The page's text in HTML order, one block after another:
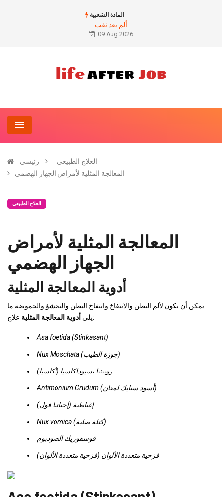
المادة الشعبية
ألم بعد ثقب
09 Aug 2026
رئيسي
العلاج الطبيعي
المعالجة المثلية لأمراض الجهاز الهضمي
العلاج الطبيعي
المعالجة المثلية لأمراض
الجهاز الهضمي
أدوية المعالجة المثلية
يمكن أن يكون لألم البطن والانتفاخ وانتفاخ البطن والتجشؤ والحموضة ما
يلي أدوية المعالجة المثلية علاج:
Asa foetida (Stinkasant)
Nux Moschata (جوزة الطيب)
روبينيا بسيوداكاسيا (أكاسيا)
Antimonium Crudum (أسود سبايك لمعان)
إغناطية (إجناتيا فول)
Nux vomica (كتلة صلبة)
فوسفوريك الصوديوم
قزحية متعددة الألوان (قزحية متعددة الألوان)